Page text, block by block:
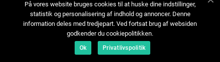
fordelene
På vores website bruges cookies til at huske dine indstillinger,
statistik og personalisering af indhold og annoncer. Denne
information deles med tredjepart. Ved fortsat brug af websiden
godkender du cookiepolitikken.
Ok Privatlivspolitik